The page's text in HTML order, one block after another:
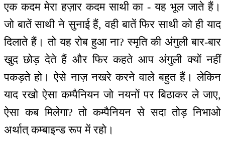
एक कदम मेरा हज़ार कदम साथी का - यह भूल जाते हैं।
जो बातें साथी ने सुनाई हैं, वही बातें फिर साथी को ही याद
दिलाते हैं। तो यह रोब हुआ ना? स्मृति की अंगुली बार-बार
खुद छोड़ देते हैं और फिर कहते आप अंगुली क्यों नहीं
पकड़ते हो। ऐसे नाज़ नखरे करने वाले बहुत हैं। लेकिन
याद रखो ऐसा कम्पैनियन जो नयनों पर बिठाकर ले जाए,
ऐसा कब मिलेगा? तो कम्पैनियन से सदा तोड़ निभाओ
अर्थात् कम्बाइन्ड रूप में रहो।